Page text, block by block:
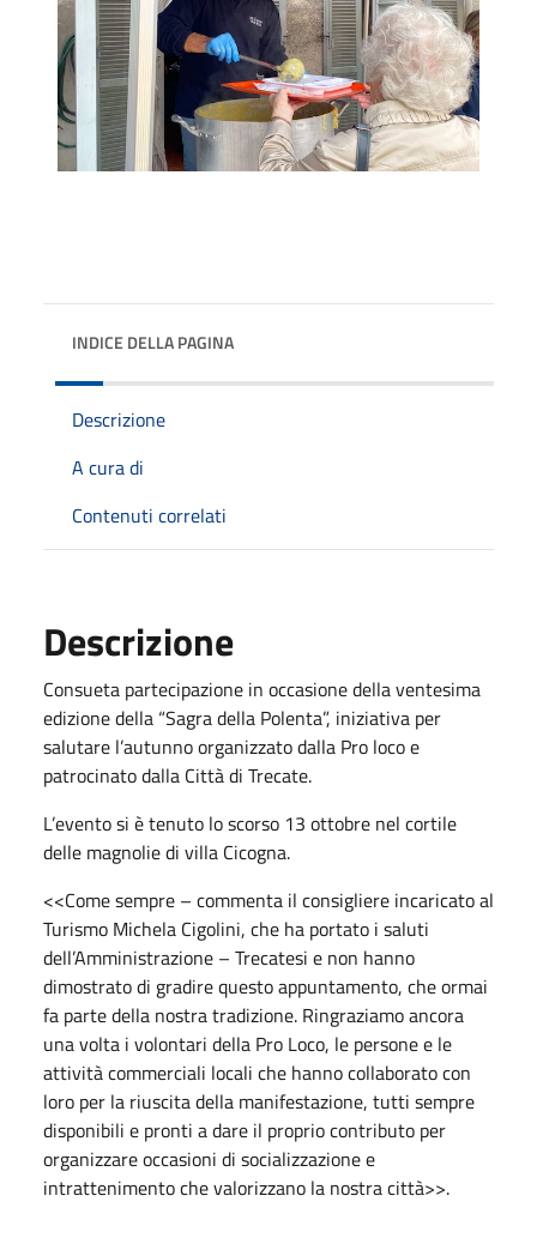
INDICE DELLA PAGINA
Descrizione
A cura di
Contenuti correlati
Descrizione
Consueta partecipazione in occasione della ventesima
edizione della “Sagra della Polenta”, iniziativa per
salutare l’autunno organizzato dalla Pro loco e
patrocinato dalla Città di Trecate.
L’evento si è tenuto lo scorso 13 ottobre nel cortile
delle magnolie di villa Cicogna.
<<Come sempre – commenta il consigliere incaricato al
Turismo Michela Cigolini, che ha portato i saluti
dell’Amministrazione – Trecatesi e non hanno
dimostrato di gradire questo appuntamento, che ormai
fa parte della nostra tradizione. Ringraziamo ancora
una volta i volontari della Pro Loco, le persone e le
attività commerciali locali che hanno collaborato con
loro per la riuscita della manifestazione, tutti sempre
disponibili e pronti a dare il proprio contributo per
organizzare occasioni di socializzazione e
intrattenimento che valorizzano la nostra città>>.